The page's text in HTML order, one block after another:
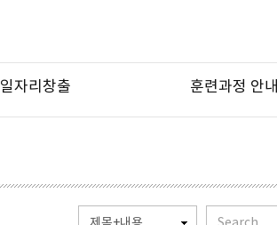
일자리창출 훈련과정 안내